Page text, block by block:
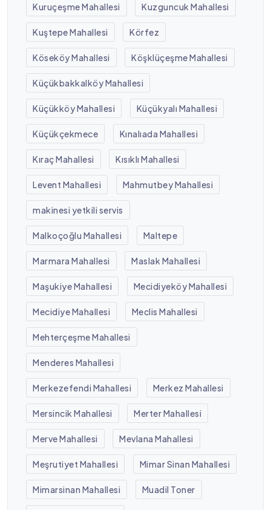
Kuruçeşme Mahallesi Kuzguncuk Mahallesi
Kuştepe Mahallesi Körfez
Köseköy Mahallesi Köşklüçeşme Mahallesi
Küçükbakkalköy Mahallesi
Küçükköy Mahallesi Küçükyalı Mahallesi
Küçükçekmece Kınalıada Mahallesi
Kıraç Mahallesi Kısıklı Mahallesi
Levent Mahallesi Mahmutbey Mahallesi
makinesi yetkili servis
Malkoçoğlu Mahallesi Maltepe
Marmara Mahallesi Maslak Mahallesi
Maşukiye Mahallesi Mecidiyeköy Mahallesi
Mecidiye Mahallesi Meclis Mahallesi
Mehterçeşme Mahallesi
Menderes Mahallesi
Merkezefendi Mahallesi Merkez Mahallesi
Mersincik Mahallesi Merter Mahallesi
Merve Mahallesi Mevlana Mahallesi
Meşrutiyet Mahallesi Mimar Sinan Mahallesi
Mimarsinan Mahallesi Muadil Toner